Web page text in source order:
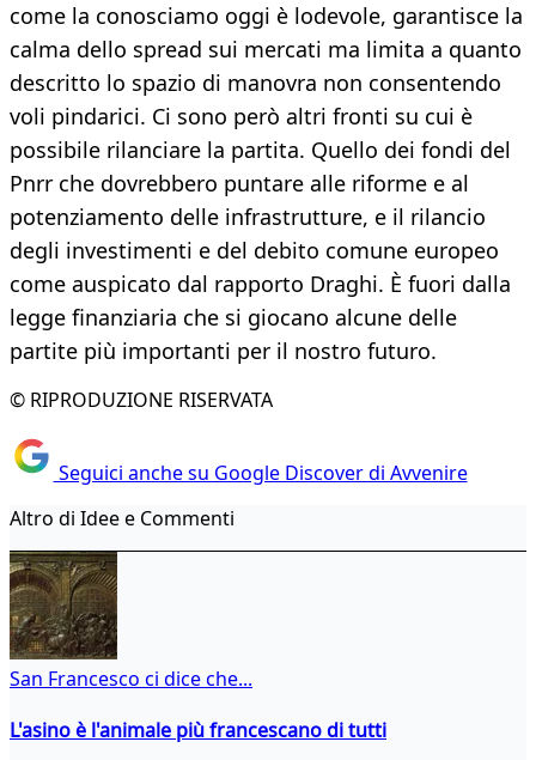
come la conosciamo oggi è lodevole, garantisce la
calma dello spread sui mercati ma limita a quanto
descritto lo spazio di manovra non consentendo
voli pindarici. Ci sono però altri fronti su cui è
possibile rilanciare la partita. Quello dei fondi del
Pnrr che dovrebbero puntare alle riforme e al
potenziamento delle infrastrutture, e il rilancio
degli investimenti e del debito comune europeo
come auspicato dal rapporto Draghi. È fuori dalla
legge finanziaria che si giocano alcune delle
partite più importanti per il nostro futuro.
© RIPRODUZIONE RISERVATA
Seguici anche su Google Discover di Avvenire
Altro di Idee e Commenti
San Francesco ci dice che...
L'asino è l'animale più francescano di tutti